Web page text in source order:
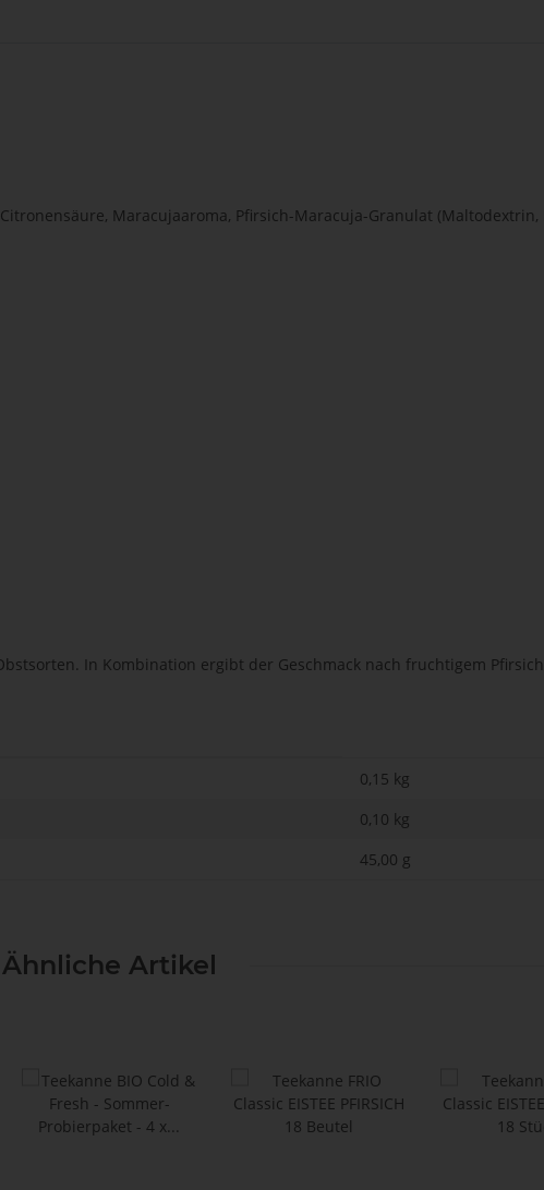
Maracujaaroma, Pfirsich-Maracuja-Granulat (Maltodextrin,
In Kombination ergibt der Geschmack nach fruchtigem
0,15 kg
0,10 kg
45,00 g
Ähnliche Artikel